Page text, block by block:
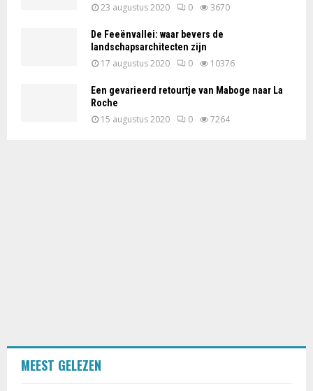
23 augustus 2020 0 3670
De Feeënvallei: waar bevers de
landschapsarchitecten zijn
17 augustus 2020 0 10376
Een gevarieerd retourtje van Maboge naar La
Roche
15 augustus 2020 0 7264
MEEST GELEZEN